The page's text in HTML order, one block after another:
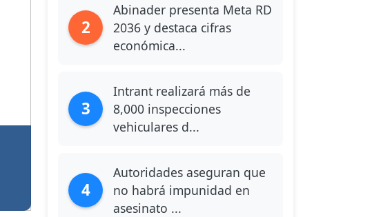
2
Abinader presenta Meta RD
2036 y destaca cifras
económica...
3
Intrant realizará más de
8,000 inspecciones
vehiculares d...
4
Autoridades aseguran que
no habrá impunidad en
asesinato ...